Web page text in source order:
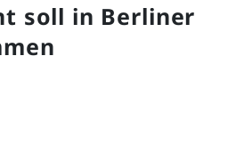
soll in Berliner